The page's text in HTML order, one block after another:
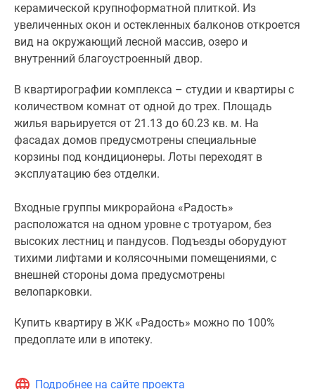
керамической крупноформатной плиткой. Из
увеличенных окон и остекленных балконов откроется
вид на окружающий лесной массив, озеро и
внутренний благоустроенный двор.
В квартирографии комплекса – студии и квартиры с
количеством комнат от одной до трех. Площадь
жилья варьируется от 21.13 до 60.23 кв. м. На
фасадах домов предусмотрены специальные
корзины под кондиционеры. Лоты переходят в
эксплуатацию без отделки.
Входные группы микрорайона «Радость»
расположатся на одном уровне с тротуаром, без
высоких лестниц и пандусов. Подъезды оборудуют
тихими лифтами и колясочными помещениями, с
внешней стороны дома предусмотрены
велопарковки.
Купить квартиру в ЖК «Радость» можно по 100%
предоплате или в ипотеку.
Подробнее на сайте проекта